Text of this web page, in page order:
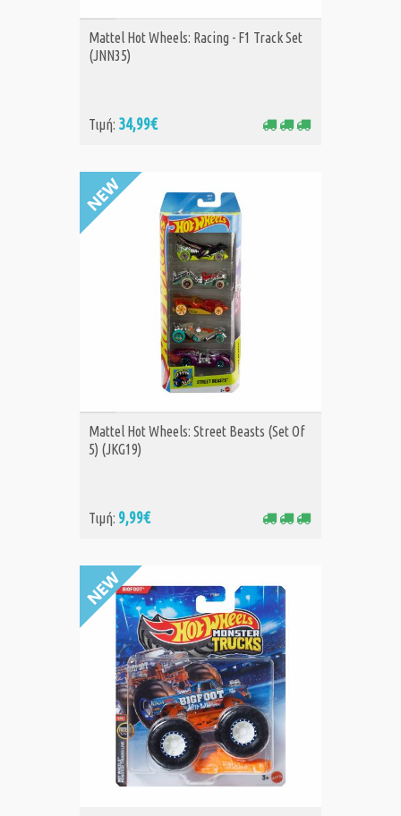
ΑΓΟΡΑ
Mattel Hot Wheels: Racing - F1 Track Set
(JNN35)
Τιμή: 34,99€
ΑΓΟΡΑ
Mattel Hot Wheels: Street Beasts (Set Of
5) (JKG19)
Τιμή: 9,99€